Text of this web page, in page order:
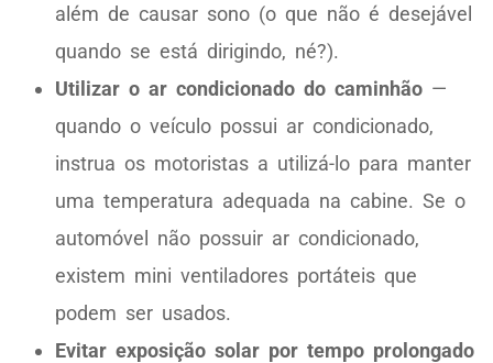
além de causar sono (o que não é desejável
quando se está dirigindo, né?).
Utilizar o ar condicionado do caminhão —
quando o veículo possui ar condicionado,
instrua os motoristas a utilizá-lo para manter
uma temperatura adequada na cabine. Se o
automóvel não possuir ar condicionado,
existem mini ventiladores portáteis que
podem ser usados.
Evitar exposição solar por tempo prolongado